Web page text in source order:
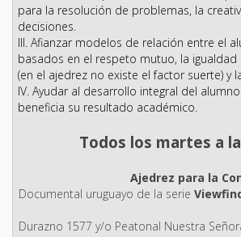
para la resolución de problemas, la
decisiones.
III. Afianzar modelos de relación entre el
basados en el respeto mutuo, la
(en el ajedrez no existe el factor suerte) y
IV. Ayudar al desarrollo integral del
beneficia su resultado académico.
Todos los martes a
Ajedrez para la
Documental uruguayo de la serie
Durazno 1577 y/o Peatonal Nuestra